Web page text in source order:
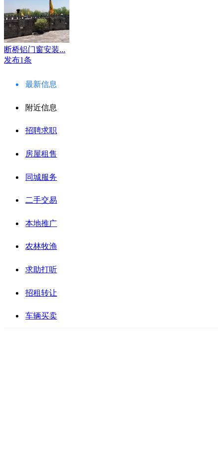
断桥铝门窗安装...
发布1条
最新信息
附近信息
招聘求职
房屋租售
同城服务
二手交易
本地推广
农林牧渔
求助打听
招租转让
车辆买卖